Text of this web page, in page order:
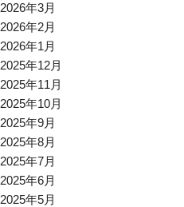
2026年3月
2026年2月
2026年1月
2025年12月
2025年11月
2025年10月
2025年9月
2025年8月
2025年7月
2025年6月
2025年5月